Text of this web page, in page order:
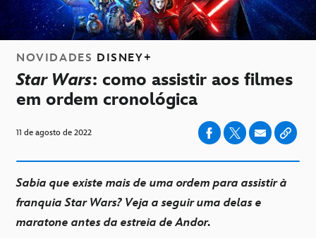
NOVIDADES DISNEY+
Star Wars: como assistir aos filmes
em ordem cronológica
11 de agosto de 2022
Sabia que existe mais de uma ordem para assistir à
franquia Star Wars? Veja a seguir uma delas e
maratone antes da estreia de Andor.